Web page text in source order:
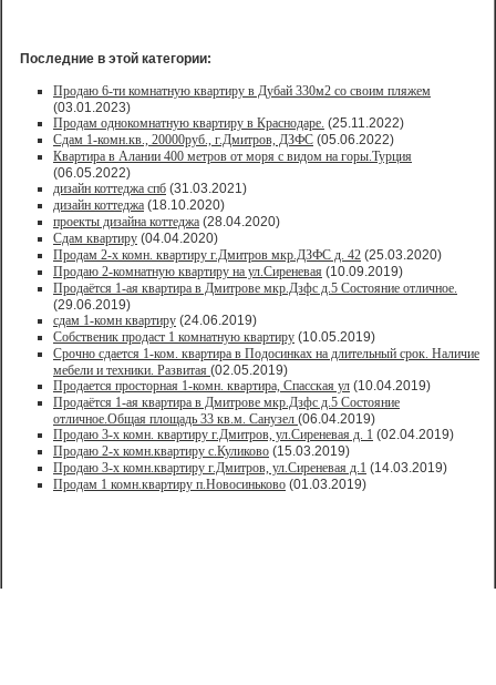
Последние в этой категории:
Продаю 6-ти комнатную квартиру в Дубай 330м2 со своим пляжем
(03.01.2023)
Продам однокомнатную квартиру в Краснодаре. (25.11.2022)
Сдам 1-комн.кв., 20000руб., г.Дмитров, ДЗФС (05.06.2022)
Квартира в Алании 400 метров от моря с видом на горы.Турция
(06.05.2022)
дизайн коттеджа спб (31.03.2021)
дизайн коттеджа (18.10.2020)
проекты дизайна коттеджа (28.04.2020)
Сдам квартиру (04.04.2020)
Продам 2-х комн. квартиру г.Дмитров мкр.ДЗФС д. 42 (25.03.2020)
Продаю 2-комнатную квартиру на ул.Сиреневая (10.09.2019)
Продаётся 1-ая квартира в Дмитрове мкр.Дзфс д.5 Состояние отличное.
(29.06.2019)
сдам 1-комн квартиру (24.06.2019)
Собственик продаст 1 комнатную квартиру (10.05.2019)
Срочно сдается 1-ком. квартира в Подосинках на длительный срок. Наличие
мебели и техники. Развитая (02.05.2019)
Продается просторная 1-комн. квартира, Спасская ул (10.04.2019)
Продаётся 1-ая квартира в Дмитрове мкр.Дзфс д.5 Состояние
отличное.Общая площадь 33 кв.м. Санузел (06.04.2019)
Продаю 3-х комн. квартиру г.Дмитров, ул.Сиреневая д. 1 (02.04.2019)
Продаю 2-х комн.квартиру с.Куликово (15.03.2019)
Продаю 3-х комн.квартиру г.Дмитров, ул.Сиреневая д.1 (14.03.2019)
Продам 1 комн.квартиру п.Новосиньково (01.03.2019)